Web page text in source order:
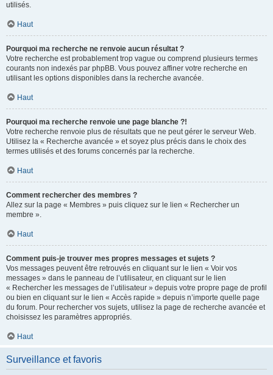
utilisés.
Haut
Pourquoi ma recherche ne renvoie aucun résultat ?
Votre recherche est probablement trop vague ou comprend plusieurs termes
courants non indexés par phpBB. Vous pouvez affiner votre recherche en
utilisant les options disponibles dans la recherche avancée.
Haut
Pourquoi ma recherche renvoie une page blanche ?!
Votre recherche renvoie plus de résultats que ne peut gérer le serveur Web.
Utilisez la « Recherche avancée » et soyez plus précis dans le choix des
termes utilisés et des forums concernés par la recherche.
Haut
Comment rechercher des membres ?
Allez sur la page « Membres » puis cliquez sur le lien « Rechercher un
membre ».
Haut
Comment puis-je trouver mes propres messages et sujets ?
Vos messages peuvent être retrouvés en cliquant sur le lien « Voir vos
messages » dans le panneau de l’utilisateur, en cliquant sur le lien
« Rechercher les messages de l’utilisateur » depuis votre propre page de profil
ou bien en cliquant sur le lien « Accès rapide » depuis n’importe quelle page
du forum. Pour rechercher vos sujets, utilisez la page de recherche avancée et
choisissez les paramètres appropriés.
Haut
Surveillance et favoris